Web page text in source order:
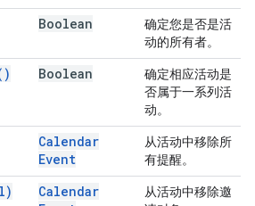
Boolean
确定您是否是活
动的所有者。
) Boolean
确定相应活动是
否属于一系列活
动。
Calendar
Event
从活动中移除所
有提醒。
Calendar
从活动中移除邀